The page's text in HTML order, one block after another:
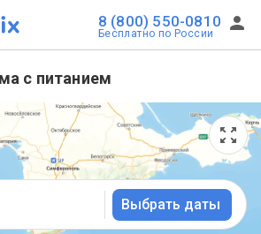
8 (800) 550-0810
Бесплатно по России
с питанием
Выбрать даты